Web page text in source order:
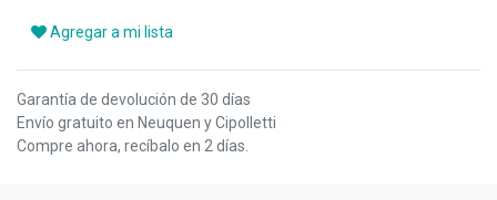
Agregar a mi lista
Garantía de devolución de 30 días
Envío gratuito en Neuquen y Cipolletti
Compre ahora, recíbalo en 2 días.